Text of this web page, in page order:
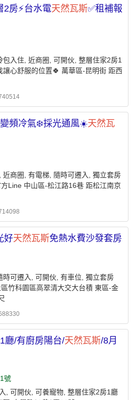
房⚡台水電天然瓦斯✅租補報
入住, 近商圈, 可開伙, 整層住家2房1
心舒服的位置🍀 萬華區-昆明街 距西
頻冷氣❄️採光通風☀️天然瓦
商圈, 有電梯, 隨時可遷入, 獨立套房
Line 中山區-松江路16巷 距松江南京
好天然瓦斯免熱水費沙發套房
可遷入, 可開伙, 有車位, 獨立套房
竹科園區高翠清大交大台積 東區-金
廳/有廚房陽台/天然瓦斯/8月
號
, 可開伙, 可養寵物, 整層住家2房1廳